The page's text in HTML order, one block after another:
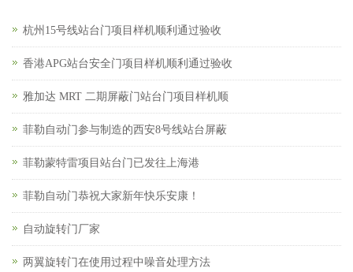
杭州15号线站台门项目样机顺利通过验收
香港APG站台安全门项目样机顺利通过验收
雅加达 MRT 二期屏蔽门站台门项目样机顺
菲勒自动门参与制造的西安8号线站台屏蔽
菲勒蒙特雷项目站台门已发往上海港
菲勒自动门恭祝大家新年快乐安康！
自动旋转门厂家
两翼旋转门在使用过程中噪音处理方法